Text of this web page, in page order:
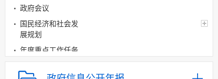
政府会议
国民经济和社会发
展规划
年度重点工作任务
分解、执行及落实情况
经济和社会发展统